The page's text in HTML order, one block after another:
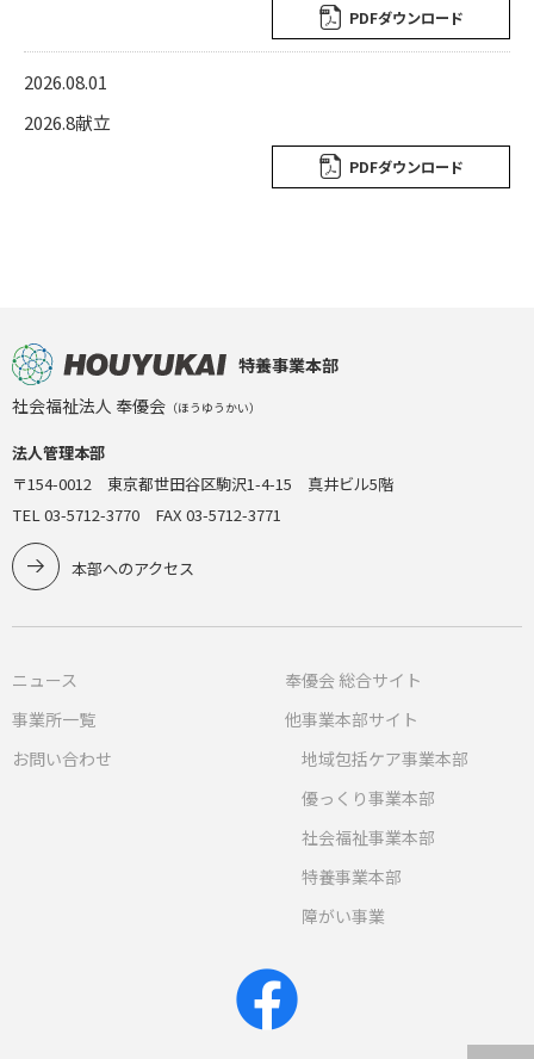
PDFダウンロード
2026.08.01
2026.8献立
PDFダウンロード
特養事業本部
社会福祉法人 奉優会 （ほうゆうかい）
法人管理本部
〒154-0012 東京都世田谷区駒沢1-4-15 真井ビル5階
TEL 03-5712-3770 FAX 03-5712-3771
本部へのアクセス
ニュース
事業所一覧
お問い合わせ
奉優会 総合サイト
他事業本部サイト
地域包括ケア事業本部
優っくり事業本部
社会福祉事業本部
特養事業本部
障がい事業